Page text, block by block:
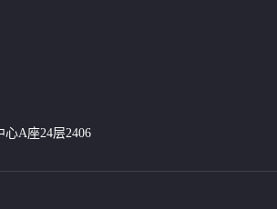
A座24层2406